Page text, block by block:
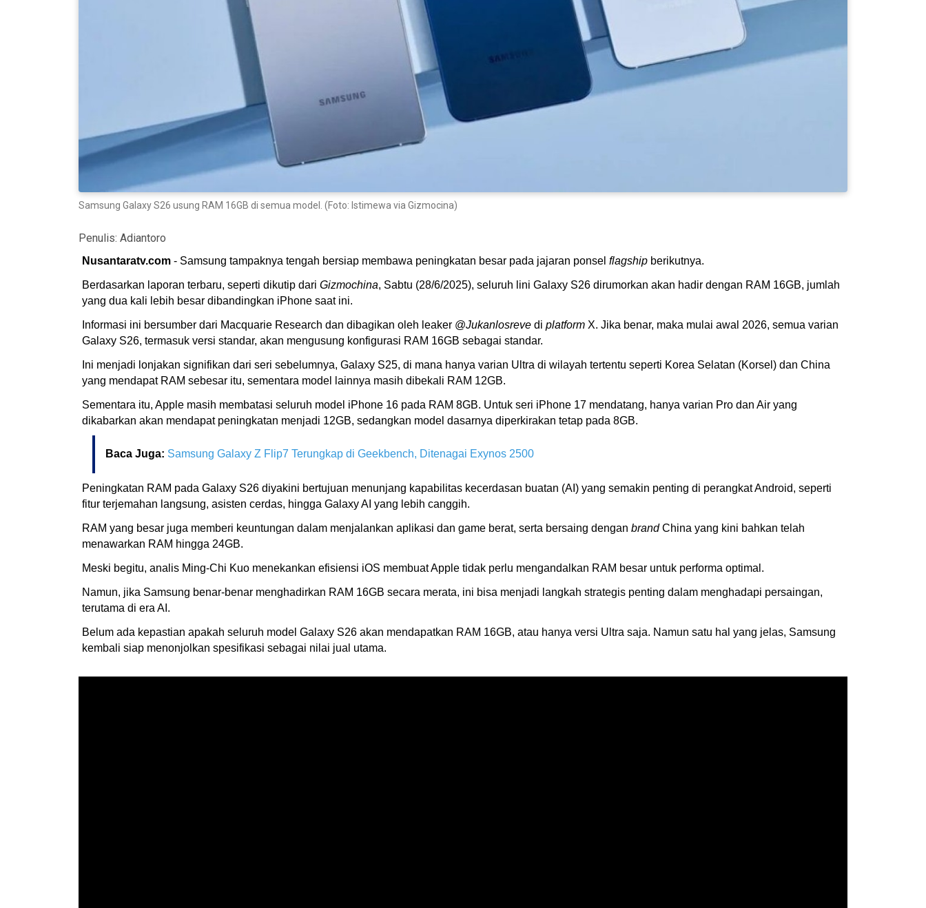
Samsung Galaxy S26 usung RAM 16GB di semua model. (Foto: Istimewa via Gizmocina)
Penulis: Adiantoro
Nusantaratv.com - Samsung tampaknya tengah bersiap membawa peningkatan besar pada jajaran ponsel flagship berikutnya.
Berdasarkan laporan terbaru, seperti dikutip dari Gizmochina, Sabtu (28/6/2025), seluruh lini Galaxy S26 dirumorkan akan hadir dengan RAM 16GB, jumlah
yang dua kali lebih besar dibandingkan iPhone saat ini.
Informasi ini bersumber dari Macquarie Research dan dibagikan oleh leaker @Jukanlosreve di platform X. Jika benar, maka mulai awal 2026, semua varian
Galaxy S26, termasuk versi standar, akan mengusung konfigurasi RAM 16GB sebagai standar.
Ini menjadi lonjakan signifikan dari seri sebelumnya, Galaxy S25, di mana hanya varian Ultra di wilayah tertentu seperti Korea Selatan (Korsel) dan China
yang mendapat RAM sebesar itu, sementara model lainnya masih dibekali RAM 12GB.
Sementara itu, Apple masih membatasi seluruh model iPhone 16 pada RAM 8GB. Untuk seri iPhone 17 mendatang, hanya varian Pro dan Air yang
dikabarkan akan mendapat peningkatan menjadi 12GB, sedangkan model dasarnya diperkirakan tetap pada 8GB.
Baca Juga: Samsung Galaxy Z Flip7 Terungkap di Geekbench, Ditenagai Exynos 2500
Peningkatan RAM pada Galaxy S26 diyakini bertujuan menunjang kapabilitas kecerdasan buatan (AI) yang semakin penting di perangkat Android, seperti
fitur terjemahan langsung, asisten cerdas, hingga Galaxy AI yang lebih canggih.
RAM yang besar juga memberi keuntungan dalam menjalankan aplikasi dan game berat, serta bersaing dengan brandChina yang kini bahkan telah
menawarkan RAM hingga 24GB.
Meski begitu, analis Ming-Chi Kuo menekankan efisiensi iOS membuat Apple tidak perlu mengandalkan RAM besar untuk performa optimal.
Namun, jika Samsung benar-benar menghadirkan RAM 16GB secara merata, ini bisa menjadi langkah strategis penting dalam menghadapi persaingan,
terutama di era AI.
Belum ada kepastian apakah seluruh model Galaxy S26 akan mendapatkan RAM 16GB, atau hanya versi Ultra saja. Namun satu hal yang jelas, Samsung
kembali siap menonjolkan spesifikasi sebagai nilai jual utama.